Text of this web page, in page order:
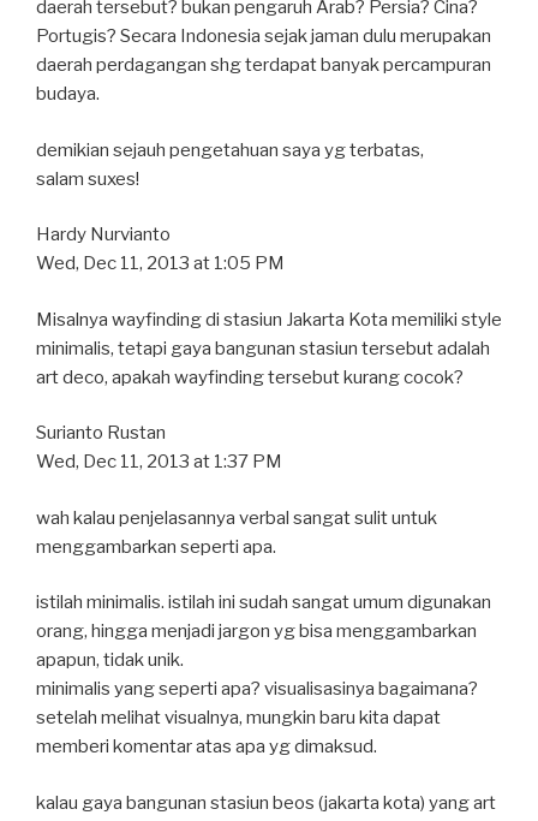
daerah tersebut? bukan pengaruh Arab? Persia? Cina?
Portugis? Secara Indonesia sejak jaman dulu merupakan
daerah perdagangan shg terdapat banyak percampuran
budaya.
demikian sejauh pengetahuan saya yg terbatas,
salam suxes!
Hardy Nurvianto
Wed, Dec 11, 2013 at 1:05 PM
Misalnya wayfinding di stasiun Jakarta Kota memiliki style
minimalis, tetapi gaya bangunan stasiun tersebut adalah
art deco, apakah wayfinding tersebut kurang cocok?
Surianto Rustan
Wed, Dec 11, 2013 at 1:37 PM
wah kalau penjelasannya verbal sangat sulit untuk
menggambarkan seperti apa.
istilah minimalis. istilah ini sudah sangat umum digunakan
orang, hingga menjadi jargon yg bisa menggambarkan
apapun, tidak unik.
minimalis yang seperti apa? visualisasinya bagaimana?
setelah melihat visualnya, mungkin baru kita dapat
memberi komentar atas apa yg dimaksud.
kalau gaya bangunan stasiun beos (jakarta kota) yang art